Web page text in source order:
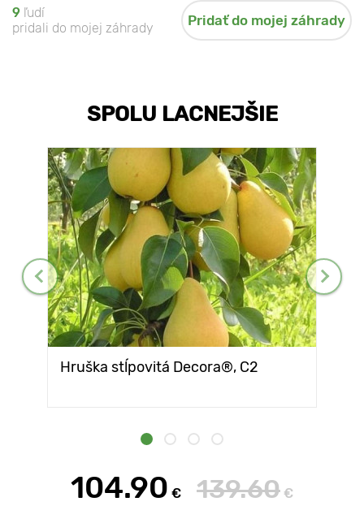
9 ľudí
pridali do mojej záhrady
Pridať do mojej záhrady
SPOLU LACNEJŠIE
Hruška stĺpovitá Decora®, C2
104.90 € 139.60 €